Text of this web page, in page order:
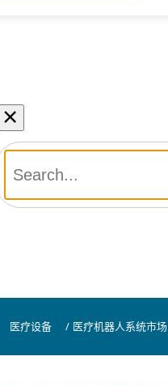
×
医疗设备 / 医疗机器人系统市场